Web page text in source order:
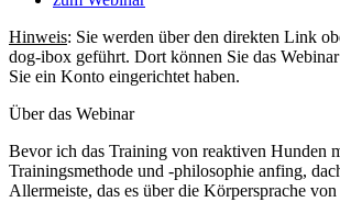
Hinweis: Sie werden über den direkten Link
dog-ibox geführt. Dort können Sie das
Sie ein Konto eingerichtet haben.
Über das Webinar
Bevor ich das Training von reaktiven Hunden
Trainingsmethode und -philosophie anfing,
Allermeiste, das es über die Körpersprache